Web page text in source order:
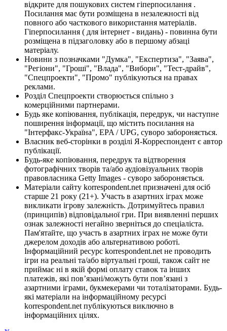
відкрите для пошукових систем гіперпосилання .
Посилання має бути розміщена в незалежності від
повного або часткового використання матеріалів.
Гіперпосилання ( для інтернет - видань) - повинна бути
розміщена в підзаголовку або в першому абзаці
матеріалу.
Новини з позначками "Думка", "Експертиза", "Заява",
"Регіони", "Гроші", "Влада", "Вибори", "Тест-драйв",
"Спецпроекти", "Промо" публікуються на правах
реклами.
Розділ Спецпроекти створюється спільно з
комерційними партнерами.
Будь яке копіювання, публікація, передрук, чи наступне
поширення інформації, що містить посилання на
"Інтерфакс-Україна", EPA / UPG, суворо забороняється.
Власник веб-сторінки в розділі Я-Корреспондент є автор
публікації.
Будь-яке копіювання, передрук та відтворення
фотографічних творів та/або аудіовізуальних творів
правовласника Getty Images - суворо забороняється.
Матеріали сайту korrespondent.net призначені для осіб
старше 21 року (21+). Участь в азартних іграх може
викликати ігрову залежність. Дотримуйтесь правил
(принципів) відповідальної гри. При виявленні перших
ознак залежності негайно зверніться до спеціаліста.
Пам'ятайте, що участь в азартних іграх не може бути
джерелом доходів або альтернативою роботі.
Інформаційний ресурс korrespondent.net не проводить
ігри на реальні та/або віртуальні гроші, також сайт не
приймає ні в якій формі оплату ставок та інших
платежів, які пов’язані/можуть бути пов’язані з
азартними іграми, букмекерами чи тоталізаторами. Будь-
які матеріали на інформаційному ресурсі
korrespondent.net публікуються виключно в
інформаційних цілях.